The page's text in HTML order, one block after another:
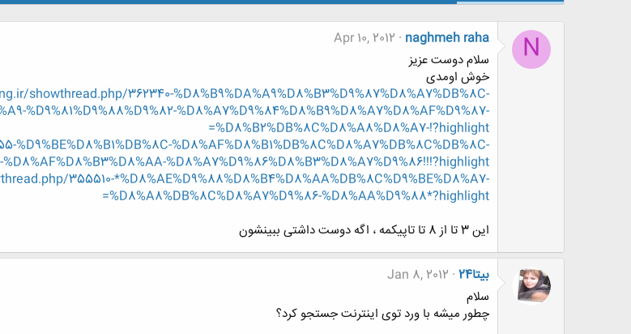
N
naghmeh raha
Apr 10, 2012
سلام دوست عزیز
خوش اومدی
showthread.php/362340-%D8%B9%DA%A9%D8%B3%D9%87%D8%A7%DB%8C-
%D9%81%D9%88%D9%82-%D8%A7%D9%84%D8%B9%D8%A7%D8%AF%D9%87-
%D8%B2%DB%8C%D8%A8%D8%A7-!?highlight=
%D8%AF%D8%B1%DB%8C%D8%A7%DB%8C%DB%8C-
%D8%A7%D9%86%D8%B3%D8%A7%D9%86!!!?highlight=
355510-*%D8%AE%D9%88%D8%B4%D8%AA%DB%8C%D9%BE%D8%A7-
%D8%A8%DB%8C%D8%A7%D9%86-%D8%AA%D9%88*?highlight=
این 3 تا از 8 تا تاپیکمه ، اگه دوست داشتی ببینشون
بیتا24
Jan 8, 2012
سلام
چطور میشه با ورد توی اینترنت جستجو کرد؟